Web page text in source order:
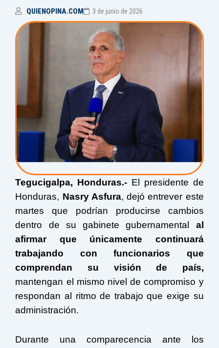
QUIENOPINA.COM 3 de junio de 2026
Tegucigalpa, Honduras.- El presidente de
Honduras, Nasry Asfura, dejó entrever este
martes que podrían producirse cambios
dentro de su gabinete gubernamental al
afirmar que únicamente continuará
trabajando con funcionarios que
comprendan su visión de país,
mantengan el mismo nivel de compromiso y
respondan al ritmo de trabajo que exige su
administración.
Durante una comparecencia ante los